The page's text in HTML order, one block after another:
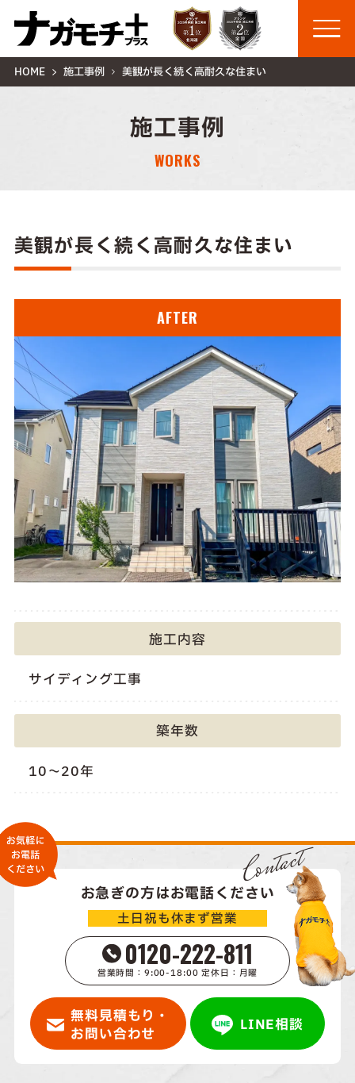
HOME 施工事例 美観が長く続く高耐久な住まい
施工事例
WORKS
美観が長く続く高耐久な住まい
AFTER
施工内容
サイディング工事
築年数
10～20年
Contact
お急ぎの方はお電話ください
土日祝も休まず営業
0120-222-811
営業時間：9:00-18:00 定休日：月曜
無料見積もり・
お問い合わせ
LINE相談